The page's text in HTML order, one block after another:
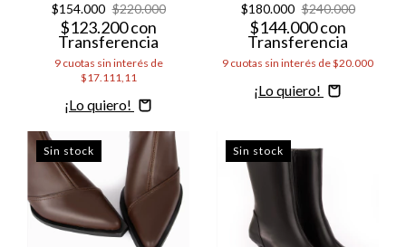
$154.000 $220.000
$123.200con
Transferencia
9 cuotas sin interés de
$17.111,11
Comprar
$180.000 $240.000
$144.000con
Transferencia
9 cuotas sin interés de$20.000
Comprar
Sin stock Sin stock